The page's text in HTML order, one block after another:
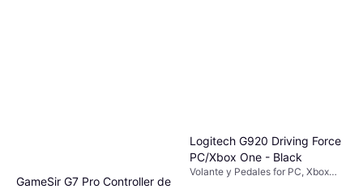
GameSir G7 Pro Controller de
Logitech G920 Driving Force
PC/Xbox One - Black
Volante y Pedales for PC, Xbox